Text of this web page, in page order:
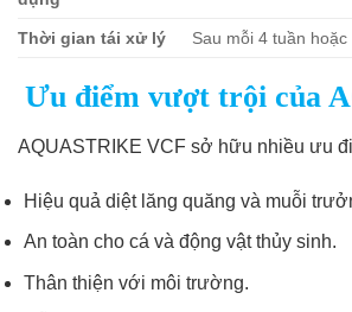
Thời gian tái xử lý Sau mỗi 4 tuần
Ưu điểm vượt trội của
AQUASTRIKE VCF sở hữu nhiều ưu
Hiệu quả diệt lăng quăng và muỗi
An toàn cho cá và động vật thủy sinh.
Thân thiện với môi trường.